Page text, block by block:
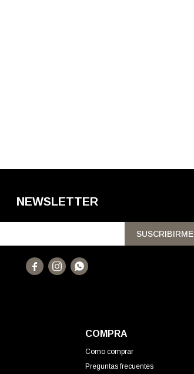
COMPRA
Como comprar
Preguntas frecuentes
NEWSLETTER
SUSCRIBIRME
  